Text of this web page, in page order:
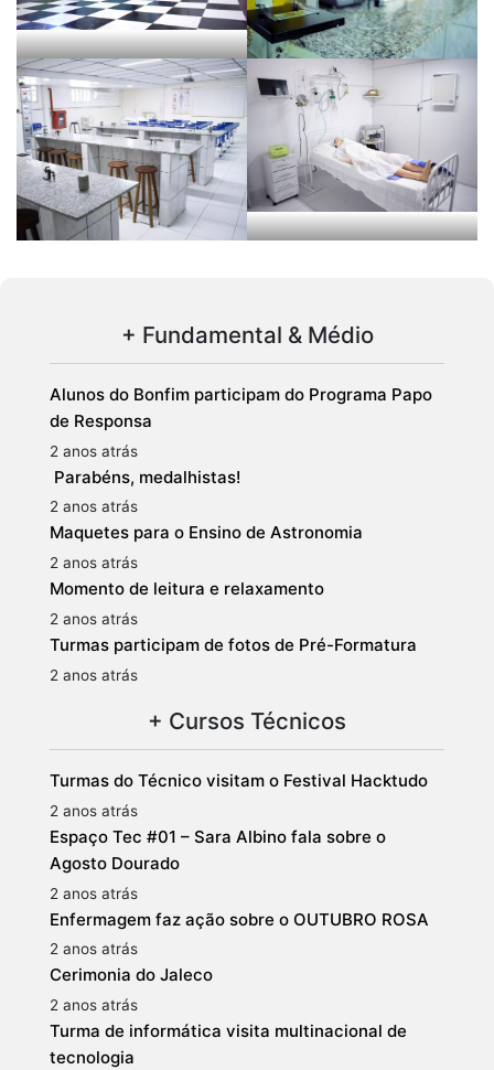
+ Fundamental & Médio
Alunos do Bonfim participam do Programa Papo
de Responsa
2 anos atrás
Parabéns, medalhistas!
2 anos atrás
Maquetes para o Ensino de Astronomia
2 anos atrás
Momento de leitura e relaxamento
2 anos atrás
Turmas participam de fotos de Pré-Formatura
2 anos atrás
+ Cursos Técnicos
Turmas do Técnico visitam o Festival Hacktudo
2 anos atrás
Espaço Tec #01 – Sara Albino fala sobre o
Agosto Dourado
2 anos atrás
Enfermagem faz ação sobre o OUTUBRO ROSA
2 anos atrás
Cerimonia do Jaleco
2 anos atrás
Turma de informática visita multinacional de
tecnologia